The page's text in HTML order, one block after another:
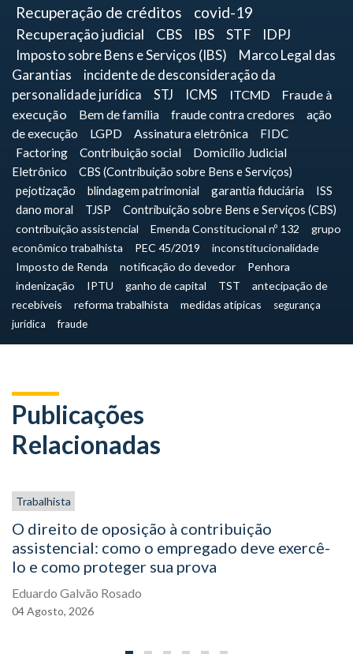
Recuperação de créditos
covid-19
Recuperação judicial CBS IBS STF
IDPJ
Imposto sobre Bens e Serviços (IBS)
Marco Legal das
Garantias
incidente de desconsideração da
personalidade jurídica
STJ ICMS ITCMD
Fraude à
execução
Bem de família fraude contra credores
ação
de execução
LGPD Assinatura eletrônica
FIDC
Factoring
Contribuição social
Domicílio Judicial
Eletrônico
CBS (Contribuição sobre Bens e Serviços)
pejotização
blindagem patrimonial garantia fiduciária
ISS
dano moral
TJSP Contribuição sobre Bens e Serviços (CBS)
contribuição assistencial Emenda Constitucional nº 132
grupo
econômico trabalhista
PEC 45/2019
inconstitucionalidade
Imposto de Renda
notificação do devedor
Penhora
indenização
IPTU ganho de capital TST
antecipação de
recebíveis
reforma trabalhista medidas atípicas
segurança
jurídica
fraude
Publicações
Relacionadas
Trabalhista
O direito de oposição à contribuição
assistencial: como o empregado deve exercê-
lo e como proteger sua prova
Eduardo Galvão Rosado
04Agosto, 2026